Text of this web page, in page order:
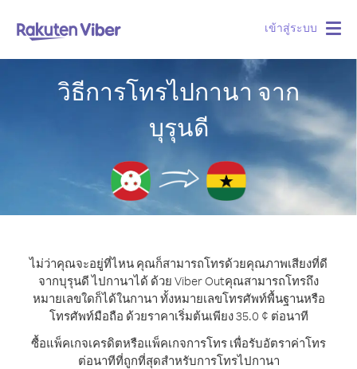
เข้าสู่ระบบ
วิธีการโทรไปกานา จาก
บุรุนดี
ไม่ว่าคุณจะอยู่ที่ไหน คุณก็สามารถโทรด้วยคุณภาพเสียงที่ดี
จากบุรุนดี ไปกานาได้ ด้วย Viber Outคุณสามารถโทรถึง
หมายเลขใดก็ได้ในกานา ทั้งหมายเลขโทรศัพท์พื้นฐานหรือ
โทรศัพท์มือถือ ด้วยราคาเริ่มต้นเพียง 35.0 ¢ ต่อนาที
ซื้อแพ็คเกจเครดิตหรือแพ็คเกจการโทร เพื่อรับอัตราค่าโทร
ต่อนาทีที่ถูกที่สุดสำหรับการโทรไปกานา